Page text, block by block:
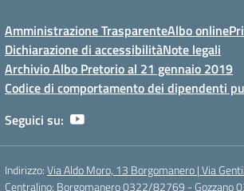
Amministrazione TrasparenteAlbo online
Dichiarazione di accessibilitàNote legali
Archivio Albo Pretorio al 21 gennaio 2019
Codice di comportamento dei dipendenti
Seguici su:
Indirizzo:Via Aldo Moro, 13 Borgomanero | Via
Centralino: Borgomanero 0322/82769 - Gozzano